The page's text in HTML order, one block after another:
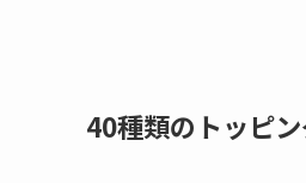
40種類のトッピ